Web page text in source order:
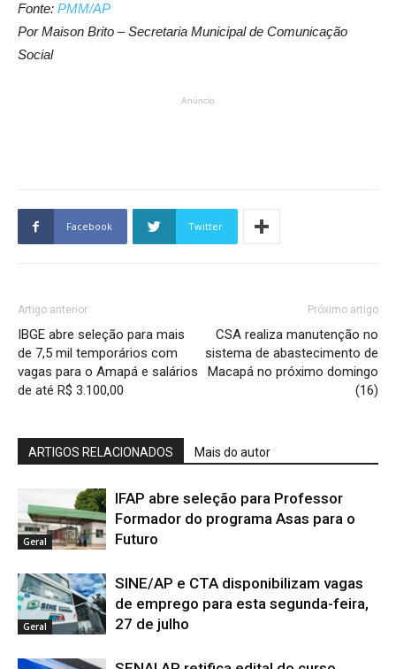
Fonte: PMM/AP
Por Maison Brito – Secretaria Municipal de Comunicação
Social
Anúncio
Facebook Twitter
Artigo anterior
IBGE abre seleção para mais
de 7,5 mil temporários com
vagas para o Amapá e salários
de até R$ 3.100,00
Próximo artigo
CSA realiza manutenção no
sistema de abastecimento de
Macapá no próximo domingo
(16)
ARTIGOS RELACIONADOS Mais do autor
Geral
IFAP abre seleção para Professor
Formador do programa Asas para o
Futuro
Geral
SINE/AP e CTA disponibilizam vagas
de emprego para esta segunda-feira,
27 de julho